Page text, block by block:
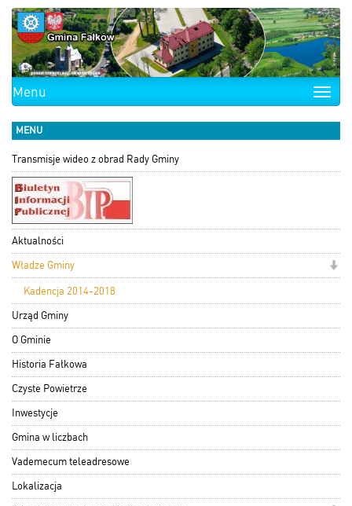
Toggle
Menu
MENU
Transmisje wideo z obrad Rady Gminy
Aktualności
Władze Gminy
Kadencja 2014-2018
Urząd Gminy
O Gminie
Historia Fałkowa
Czyste Powietrze
Inwestycje
Gmina w liczbach
Vademecum teleadresowe
Lokalizacja